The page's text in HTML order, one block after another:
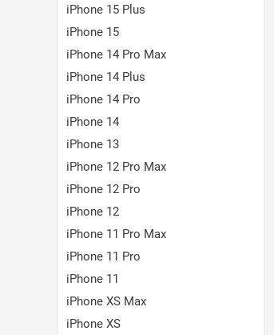
iPhone 15 Plus
iPhone 15
iPhone 14 Pro Max
iPhone 14 Plus
iPhone 14 Pro
iPhone 14
iPhone 13
iPhone 12 Pro Max
iPhone 12 Pro
iPhone 12
iPhone 11 Pro Max
iPhone 11 Pro
iPhone 11
iPhone XS Max
iPhone XS